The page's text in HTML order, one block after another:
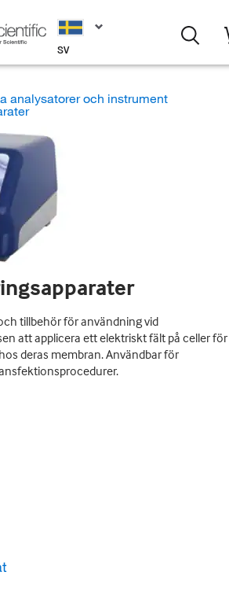
SV
analysatorer och instrument
tillbehör för användning vid
att applicera ett elektriskt fält på celler för
deras membran. Användbar för